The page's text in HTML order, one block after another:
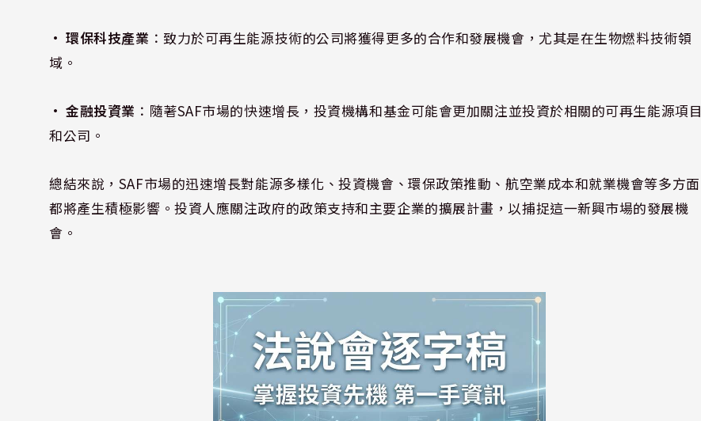
• 環保科技產業 ：致力於可再生能源技術的公司將獲得更多的合作和發展機會，尤其是在生物燃料技術領
域。
• 金融投資業 ：隨著SAF市場的快速增長，投資機構和基金可能會更加關注並投資於相關的可再生能源項目
和公司。
總結來說，SAF市場的迅速增長對能源多樣化、投資機會、環保政策推動、航空業成本和就業機會等多方面
都將產生積極影響。投資人應關注政府的政策支持和主要企業的擴展計畫，以捕捉這一新興市場的發展機
會。